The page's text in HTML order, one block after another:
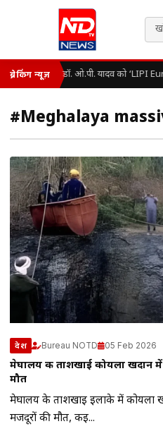
ब्रेकिंग न्यूज़ डॉ. ओ.पी. यादव को ‘LIPI
#Meghalaya
देश Bureau NOTD 05 Feb 2026
मेघालय की ताशखाई कोयला खदान
मौत
मेघालय के ताशखाई इलाके में कोयला
मजदूरों की मौत, कई...